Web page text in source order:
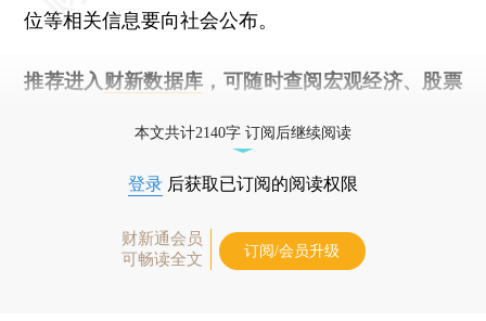
位等相关信息要向社会公布。
推荐进入 财新数据库 ，可随时查阅宏观经济、股票
本文共计2140字 订阅后继续阅读
登录 后获取已订阅的阅读权限
财新通会员
可畅读全文
订阅/会员升级